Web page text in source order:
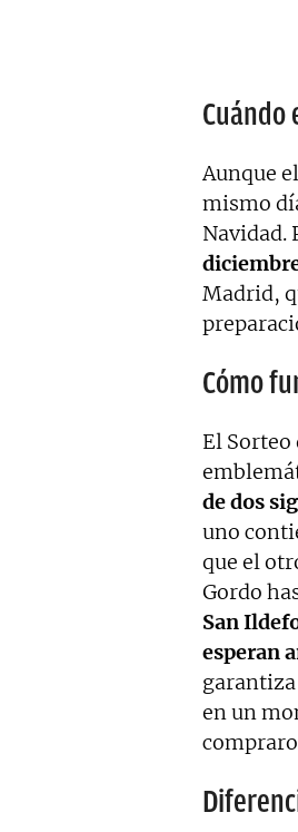
Cuándo
Aunque
mismo
Navidad.
Madrid,
Cómo
El Sorteo
de dos
uno
que el
Gordo
San
esperan
en un